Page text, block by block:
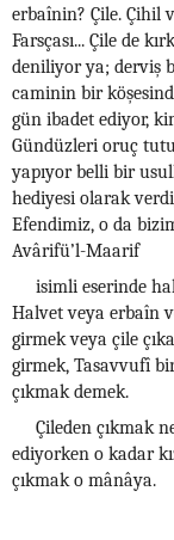
erbaînin? Çile. Çihil
Farsçası... Çile de
deniliyor ya; derviş
caminin bir
gün ibadet ediyor,
Gündüzleri oruç
yapıyor belli bir
hediyesi olarak
Efendimiz, o da
Avârifü’l-Maarif
isimli eserinde
Halvet veya erbaîn
girmek veya çile
girmek, Tasavvufî
çıkmak demek.
Çileden çıkmak
ediyorken o kadar
çıkmak o mânâya.